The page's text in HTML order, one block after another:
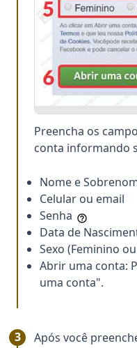
Preencha os
conta informando
Nome e
Celular ou email
Senha
Data de
Sexo (Feminino
Abrir uma conta:
uma conta".
Após você